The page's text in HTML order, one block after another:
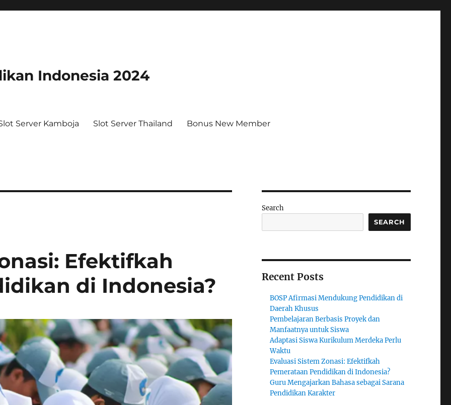
Indonesia 2024
Server Kamboja Slot Server Thailand Bonus New Member
Efektifkah
di Indonesia?
Search
SEARCH
Recent Posts
BOSP Afirmasi Mendukung Pendidikan di
Daerah Khusus
Pembelajaran Berbasis Proyek dan
Manfaatnya untuk Siswa
Adaptasi Siswa Kurikulum Merdeka Perlu
Waktu
Evaluasi Sistem Zonasi: Efektifkah
Pemerataan Pendidikan di Indonesia?
Guru Mengajarkan Bahasa sebagai Sarana
Pendidikan Karakter